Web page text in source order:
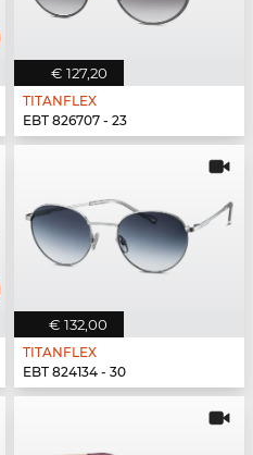
€ 127,20
TITANFLEX
EBT 826707 - 23
€ 132,00
TITANFLEX
EBT 824134 - 30